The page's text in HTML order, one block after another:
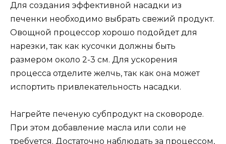
Для создания эффективной насадки из
печенки необходимо выбрать свежий продукт.
Овощной процессор хорошо подойдет для
нарезки, так как кусочки должны быть
размером около 2-3 см. Для ускорения
процесса отделите желчь, так как она может
испортить привлекательность насадки.
Нагрейте печеную субпродукт на сковороде.
При этом добавление масла или соли не
требуется. Достаточно наблюдать за процессом,